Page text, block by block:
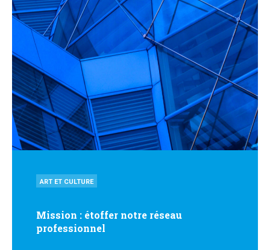
POSTED
IN
ART ET CULTURE
Mission : étoffer notre réseau
professionnel